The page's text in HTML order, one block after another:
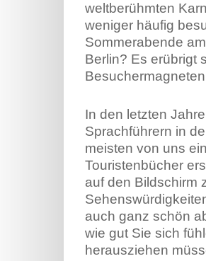
weltberühmten
weniger häufig
Sommerabende
Berlin? Es erübrigt
In den letzten
Sprachführern in
meisten von uns
Touristenbücher
auf den Bildschirm
auch ganz schön
wie gut Sie sich
herausziehen